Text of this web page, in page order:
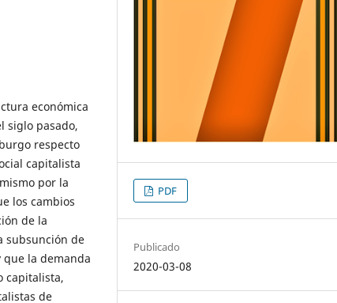
económica
siglo pasado,
respecto
capitalista
por la
los cambios
de la
subsunción de
que la demanda
capitalista,
de
PDF
Publicado
2020-03-08